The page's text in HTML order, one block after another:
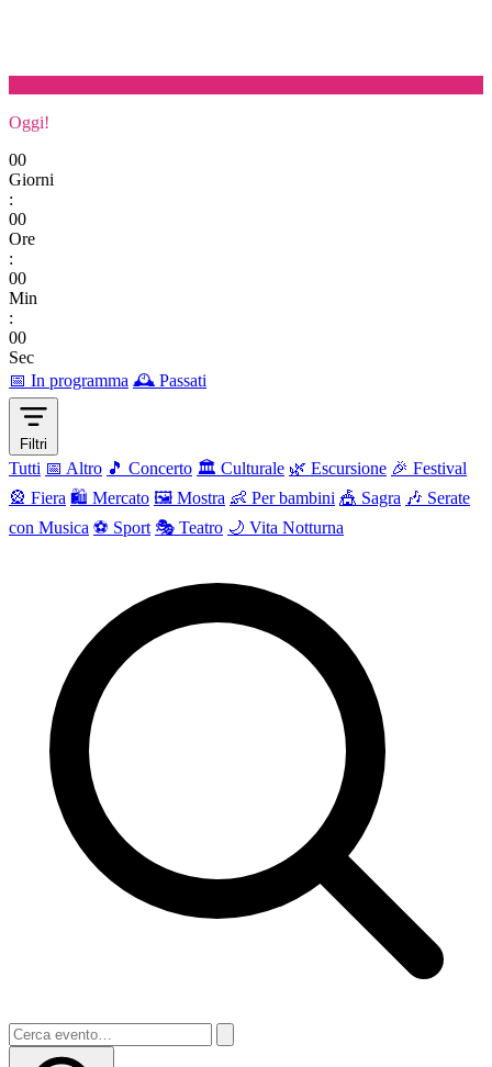
Oggi!
00
Giorni
:
00
Ore
:
00
Min
:
00
Sec
📅 In programma 🕰 Passati
Filtri
Tutti 📅 Altro 🎵 Concerto 🏛️ Culturale 🌿 Escursione 🎉 Festival
🎡 Fiera 🛍️ Mercato 🖼 Mostra 👶 Per bambini 🎪 Sagra 🎶 Serate
con Musica ⚽ Sport 🎭 Teatro 🌙 Vita Notturna